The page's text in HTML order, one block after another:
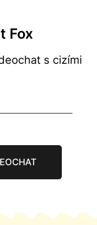
Fox
s cizími